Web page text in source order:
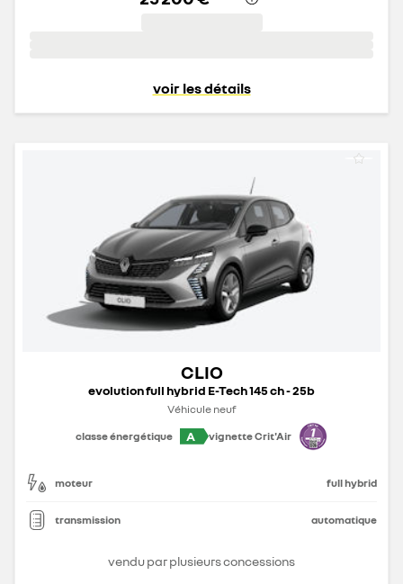
voir les détails
CLIO
evolution full hybrid E-Tech 145 ch - 25b
Véhicule neuf
classe énergétique
A vignette Crit'Air
moteur full hybrid
transmission automatique
vendu par plusieurs concessions